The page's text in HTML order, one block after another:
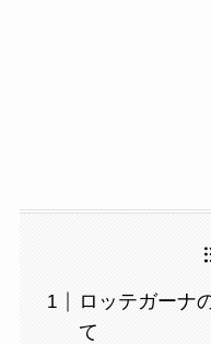
ロッテガーナ
て